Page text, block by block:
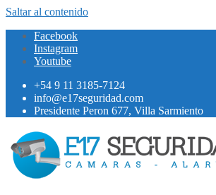
Saltar al contenido
Facebook
Instagram
Youtube
+54 9 11 3185-7124
info@e17seguridad.com
Presidente Peron 677, Villa Sarmiento